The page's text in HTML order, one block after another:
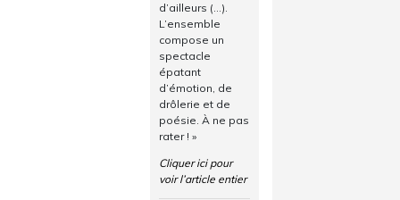
d’ailleurs (…).
L’ensemble
compose un
spectacle
épatant
d’émotion, de
drôlerie et de
poésie. À ne pas
rater ! »
Cliquer ici pour
voir l’article entier